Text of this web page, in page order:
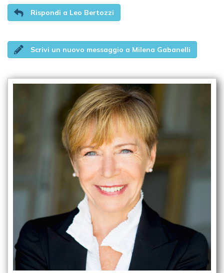
Rispondi a Leo Bertozzi
Scrivi un nuovo messaggio a Milena Gabanelli